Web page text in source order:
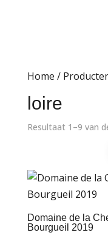
Home /
loire
Resultaat 1–9 van
Domaine de la
Bourgueil 2019